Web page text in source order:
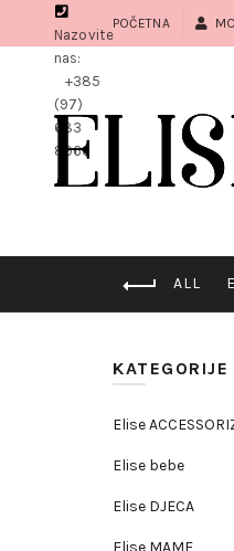
Nazovite
nas:
+385
(97)
683
8966
POČETNA
ALL
Elise
Elise bebe
Elise DJECA
Elise MAME